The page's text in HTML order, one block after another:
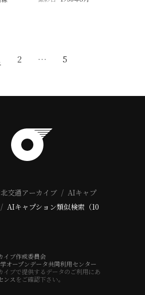
2 … 5
交通アーカイブ
AIキャプ
AIキャプション類似検索（10
イブ作成委員会
オープンデータ共同利用センター
イブで提供するデータのご利用にあ
ンス をご確認下さい。